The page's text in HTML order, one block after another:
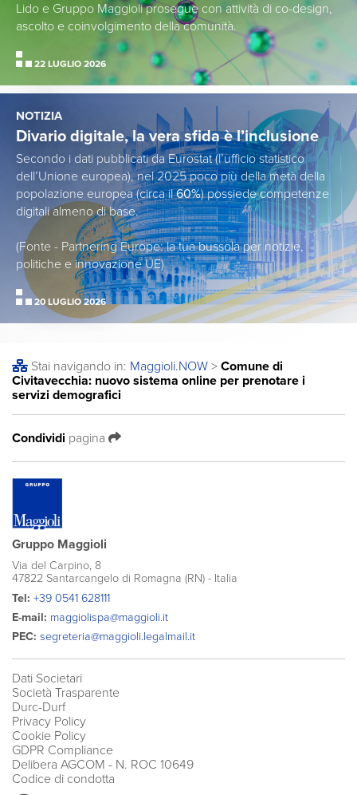
Lido e Gruppo Maggioli prosegue con attività di co-design,
ascolto e coinvolgimento della comunità.
22 LUGLIO 2026
NOTIZIA
Divario digitale, la vera sfida è l’inclusione
Secondo i dati pubblicati da Eurostat (l’ufficio statistico
dell’Unione europea), nel 2025 poco più della metà della
popolazione europea (circa il60%) possiede competenze
digitali almeno di base.
(Fonte - Partnering Europe: la tua bussola per notizie,
politiche e innovazione UE)
20 LUGLIO 2026
Stai navigando in: Maggioli.NOW > Comune di
Civitavecchia: nuovo sistema online per prenotare i
servizi demografici
Condividi pagina
Gruppo Maggioli
Via del Carpino, 8
47822 Santarcangelo di Romagna (RN) - Italia
Tel: +39 0541 628111
E-mail: maggiolispa@maggioli.it
PEC: segreteria@maggioli.legalmail.it
Dati Societari
Società Trasparente
Durc-Durf
Privacy Policy
Cookie Policy
GDPR Compliance
Delibera AGCOM - N. ROC 10649
Codice di condotta